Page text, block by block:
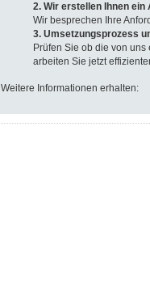
2. Wir erstellen Ihnen ein
Wir besprechen Ihre
3. Umsetzungsprozess
Prüfen Sie ob die von
arbeiten Sie jetzt
Weitere Informationen erhalten: